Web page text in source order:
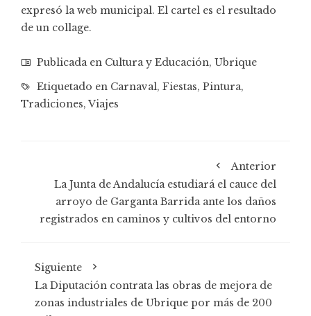
expresó la web municipal. El cartel es el resultado
de un collage.
Publicada en Cultura y Educación, Ubrique
Etiquetado en Carnaval, Fiestas, Pintura,
Tradiciones,Viajes
Anterior
La Junta de Andalucía estudiará el cauce del
arroyo de Garganta Barrida ante los daños
registrados en caminos y cultivos del entorno
Siguiente
La Diputación contrata las obras de mejora de
zonas industriales de Ubrique por más de 200